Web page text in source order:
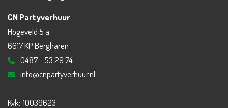
CN Partyverhuur
Hogeveld 5 a
6617 KP Bergharen
0487 - 53 29 74
info@cnpartyverhuur.nl
Kvk: 10039623